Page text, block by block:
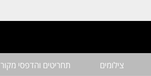
צילומים תחריטים והדפסי מקור